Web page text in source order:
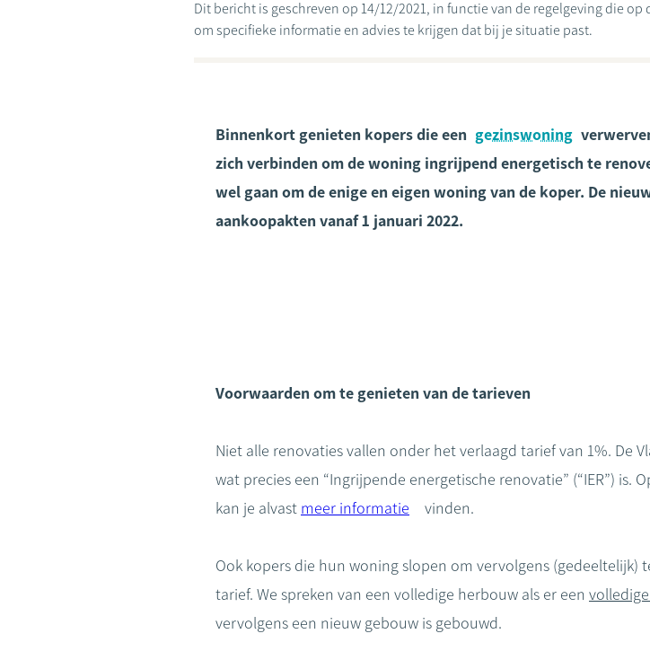
Dit bericht is geschreven op 14/12/2021, in functie van de regelgeving die
om specifieke informatie en advies te krijgen dat bij je situatie past.
Binnenkort genieten kopers die een gezinswoning
zich verbinden om de woning ingrijpend energetisch te
wel gaan om de enige en eigen woning van de koper. De
aankoopakten vanaf 1 januari 2022.
Voorwaarden om te genieten van de tarieven
Niet alle renovaties vallen onder het verlaagd tarief van 1%. De
wat precies een “Ingrijpende energetische renovatie” (“IER”) is.
kan je alvast meer informatie vinden.
Ook kopers die hun woning slopen om vervolgens
tarief. We spreken van een volledige herbouw als er een
vervolgens een nieuw gebouw is gebouwd.